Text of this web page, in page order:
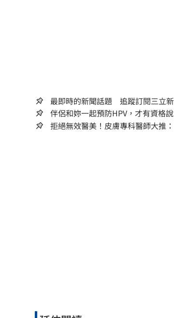
最即時的新聞話題 追蹤訂閱三立
伴侶和妳一起預防HPV，才有資格
拒絕無效醫美！皮膚專科醫師大推